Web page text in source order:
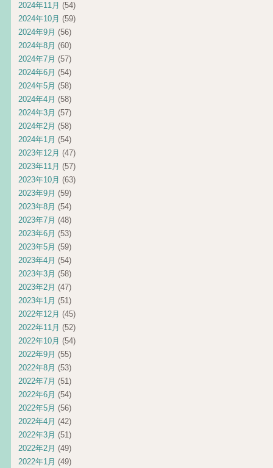
2024年11月 (54)
2024年10月 (59)
2024年9月 (56)
2024年8月 (60)
2024年7月 (57)
2024年6月 (54)
2024年5月 (58)
2024年4月 (58)
2024年3月 (57)
2024年2月 (58)
2024年1月 (54)
2023年12月 (47)
2023年11月 (57)
2023年10月 (63)
2023年9月 (59)
2023年8月 (54)
2023年7月 (48)
2023年6月 (53)
2023年5月 (59)
2023年4月 (54)
2023年3月 (58)
2023年2月 (47)
2023年1月 (51)
2022年12月 (45)
2022年11月 (52)
2022年10月 (54)
2022年9月 (55)
2022年8月 (53)
2022年7月 (51)
2022年6月 (54)
2022年5月 (56)
2022年4月 (42)
2022年3月 (51)
2022年2月 (49)
2022年1月 (49)